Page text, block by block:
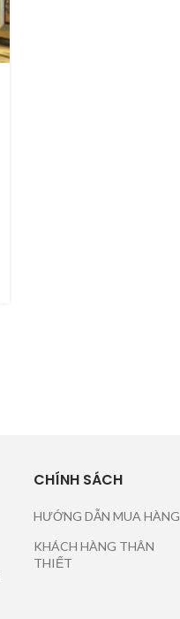
CHÍNH SÁCH
HƯỚNG DẪN MUA HÀNG
KHÁCH HÀNG THÂN
THIẾT